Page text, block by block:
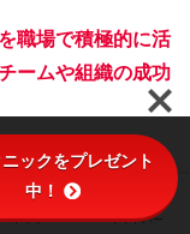
職場で積極的に活
ームや組織の成功
向上させ、職場で
トップ サイドバー
ックをプレゼント
中！